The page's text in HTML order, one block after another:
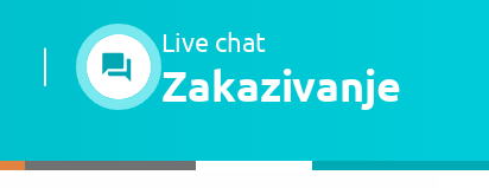
Live chat
Zakazivanje